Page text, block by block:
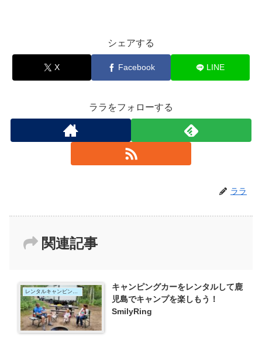
シェアする
X Facebook LINE
ララをフォローする
ララ
関連記事
キャンピングカーをレンタルして鹿
児島でキャンプを楽しもう！
SmilyRing